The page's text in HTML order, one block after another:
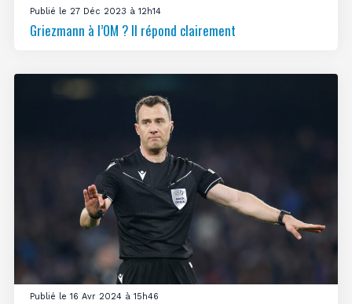
Publié le 27 Déc 2023 à 12h14
Griezmann à l’OM ? Il répond clairement
Publié le 16 Avr 2024 à 15h46